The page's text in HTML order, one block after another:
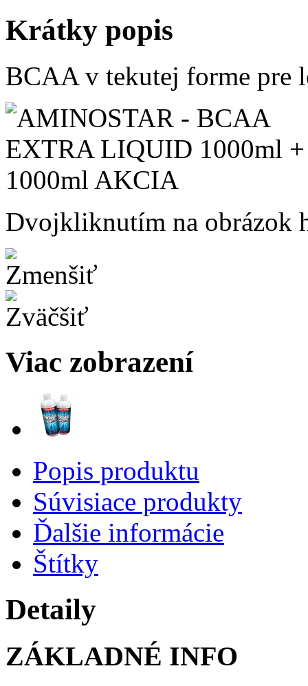
Krátky popis
BCAA v tekutej forme pre
Dvojkliknutím na obrázok
Viac zobrazení
Popis produktu
Súvisiace produkty
Ďalšie informácie
Štítky
Detaily
ZÁKLADNÉ INFO